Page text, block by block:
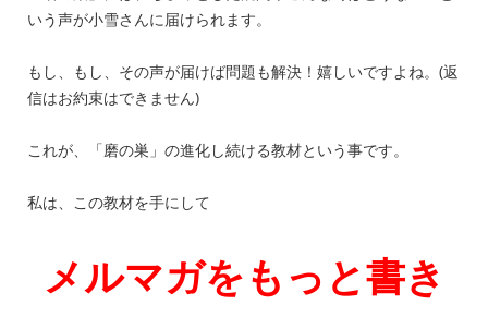
いう声が小雪さんに届けられます。
もし、もし、その声が届けば問題も解決！嬉しいですよね。(返
信はお約束はできません)
これが、「磨の巣」の進化し続ける教材という事です。
私は、この教材を手にして
メルマガをもっと書き